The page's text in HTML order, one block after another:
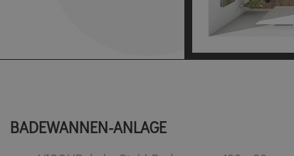
BADEWANNEN-ANLAGE